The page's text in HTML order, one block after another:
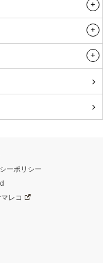
ーポリシー
レコ